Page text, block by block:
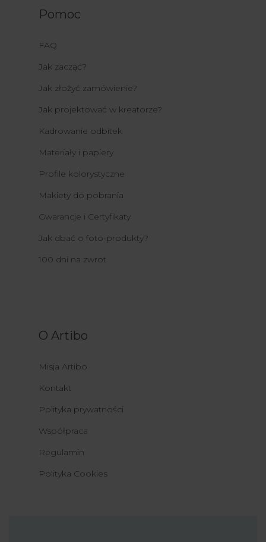
Pomoc
FAQ
Jak zacząć?
Jak złożyć zamówienie?
Jak projektować w kreatorze?
Kadrowanie odbitek
Materiały i papiery
Profile kolorystyczne
Makiety do pobrania
Gwarancje i Certyfikaty
Jak dbać o foto-produkty?
100 dni na zwrot
O Artibo
Misja Artibo
Kontakt
Polityka prywatności
Współpraca
Regulamin
Polityka Cookies